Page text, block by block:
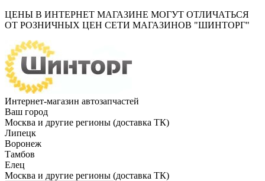
ЦЕНЫ В ИНТЕРНЕТ МАГАЗИНЕ МОГУТ ОТЛИЧАТЬСЯ
ОТ РОЗНИЧНЫХ ЦЕН СЕТИ МАГАЗИНОВ "ШИНТОРГ"
Интернет-магазин автозапчастей
Ваш город
Москва и другие регионы (доставка ТК)
Липецк
Воронеж
Тамбов
Елец
Москва и другие регионы (доставка ТК)